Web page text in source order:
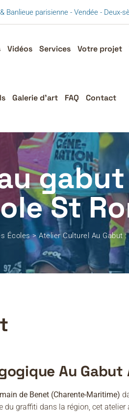
Banlieue parisienne - Vendée -
Vidéos Services Votre projet
Galerie d’art FAQ Contact
St
Écoles>Atelier Culturel Au Gabut
Au Gabut
de Benet (Charente-Maritime)
du graffiti dans la région, cet atelier